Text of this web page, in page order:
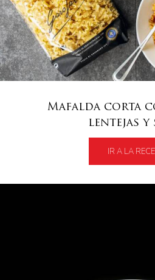
Mafalda corta
lentejas y
IR A LA